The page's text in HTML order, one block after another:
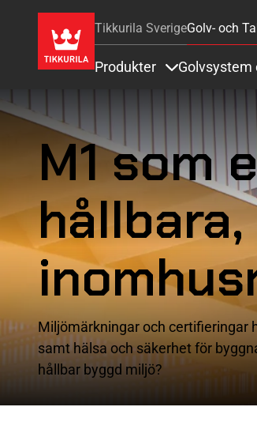
Tikkurila SverigeGolv- och
Produkter Golvsystem
M1 som
Miljömärkningar och certifieringar
samt hälsa och säkerhet för
hållbar byggd miljö?